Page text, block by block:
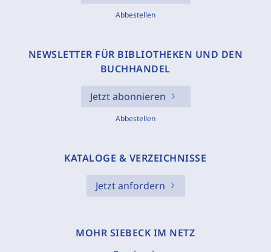
Abbestellen
NEWSLETTER FÜR BIBLIOTHEKEN UND DEN
BUCHHANDEL
Jetzt abonnieren
Abbestellen
KATALOGE & VERZEICHNISSE
Jetzt anfordern
MOHR SIEBECK IM NETZ